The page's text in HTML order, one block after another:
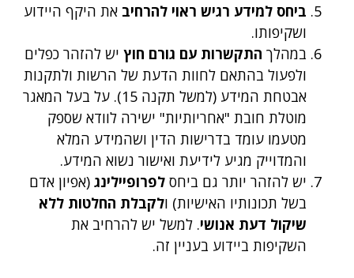
ביחס למידע רגיש ראוי להרחיב את היקף היידוע
ושקיפותו.
במהלך התקשרות עם גורם חוץ יש להזהר כפלים
ולפעול בהתאם לחוות הדעת של הרשות ולתקנות
אבטחת המידע (למשל תקנה 15). על בעל המאגר
מוטלת חובת "אחריותיות" ישירה לוודא שספק
מטעמו עומד בדרישות הדין ושהמידע המלא
והמדוייק מגיע לידיעת ואישור נשוא המידע.
יש להזהר יותר גם ביחס לפרופיילינג (אפיון אדם
בשל תכונותיו האישיות) ולקבלת החלטות ללא
שיקול דעת אנושי. למשל יש להרחיב את
השקיפות ביידוע בעניין זה.